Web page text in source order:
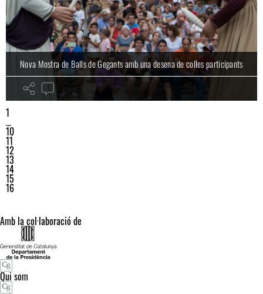
Nova Mostra de Balls de Gegants amb una desena de colles participants
1
…
10
11
12
13
14
15
16
Amb la col·laboració de
Qui som